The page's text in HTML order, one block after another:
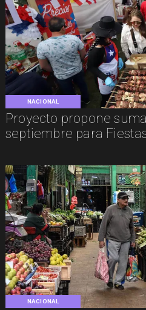
NACIONAL
Proyecto propone
septiembre para
NACIONAL